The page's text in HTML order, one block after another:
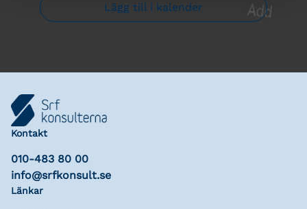
Lägg till i kalender
Kontakt
010-483 80 00
info@srfkonsult.se
Länkar